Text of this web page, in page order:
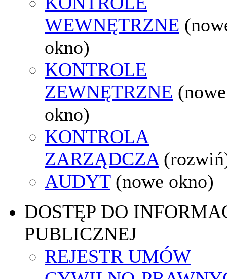
WEWNĘTRZNE
okno)
KONTROLE
ZEWNĘTRZNE (nowe
okno)
KONTROLA
ZARZĄDCZA
AUDYT (nowe okno)
DOSTĘP DO
PUBLICZNEJ
REJESTR UMÓW